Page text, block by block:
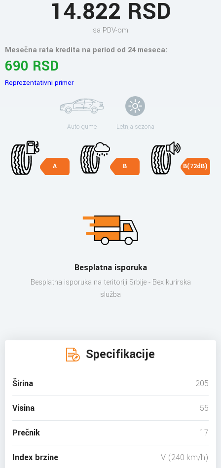
14.822 RSD
sa PDV-om
Mesečna rata kredita na period od 24 meseca:
690 RSD
Reprezentativni primer
Auto gume Letnja sezona
A B B(72dB)
Besplatna isporuka
Besplatna isporuka na teritoriji Srbije - Bex kurirska
služba
Specifikacije
Širina 205
Visina 55
Prečnik 17
Index brzine V (240 km/h)